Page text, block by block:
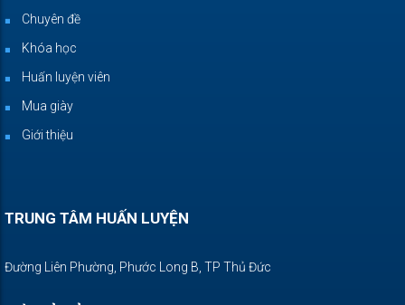
Chuyên đề
Khóa học
Huấn luyện viên
Mua giày
Giới thiệu
TRUNG TÂM HUẤN LUYỆN
Đường Liên Phường, Phước Long B, TP Thủ Đức